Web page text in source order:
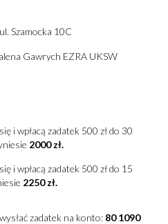
Szamocka 10C
Gawrych EZRA UKSW
i wpłacą zadatek 500 zł do 30
2000 zł.
i wpłacą zadatek 500 zł do 15
2250 zł.
zadatek na konto: 80 1090